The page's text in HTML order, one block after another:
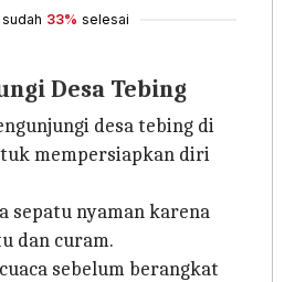
33% selesai
Desa Tebing
desa tebing di
mempersiapkan diri
sepatu nyaman karena
dan curam.
sebelum berangkat